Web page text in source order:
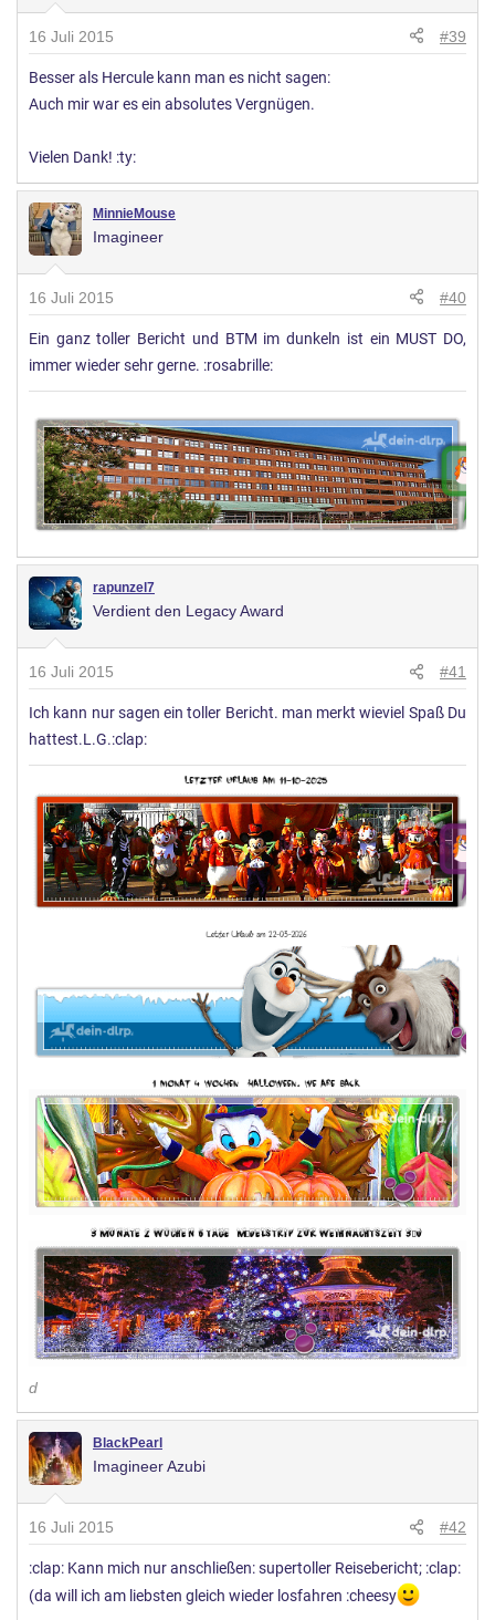
16 Juli 2015 #39
Besser als Hercule kann man es nicht sagen:
Auch mir war es ein absolutes Vergnügen.
Vielen Dank! :ty:
MinnieMouse
Imagineer
16 Juli 2015 #40
Ein ganz toller Bericht und BTM im dunkeln ist ein MUST DO,
immer wieder sehr gerne. :rosabrille:
rapunzel7
Verdient den Legacy Award
16 Juli 2015 #41
Ich kann nur sagen ein toller Bericht. man merkt wieviel Spaß Du
hattest.L.G.:clap:
d
BlackPearl
Imagineer Azubi
16 Juli 2015 #42
:clap: Kann mich nur anschließen: supertoller Reisebericht; :clap:
(da will ich am liebsten gleich wieder losfahren :cheesy